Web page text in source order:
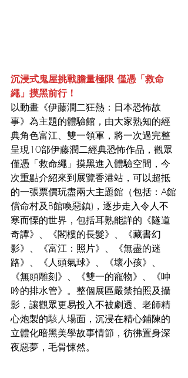
沉浸式鬼屋挑戰膽量極限 僅憑「救命
繩」摸黑前行！
以動畫《伊藤潤二狂熱：日本恐怖故
事》為主題的體驗館，由大家熟知的經
典角色富江、雙一領軍，將一次過完整
呈現10部伊藤潤二經典恐怖作品，觀眾
僅憑「救命繩」摸黑進入體驗空間，今
次重點介紹來到展覽香港站，可以超抵
的一張票價玩盡兩大主題館（包括：A館
償命村及B館喚惡鎮)，逐步走入令人不
寒而慄的世界，包括耳熟能詳的《隧道
奇譚》、《閣樓的長髮》、《藏書幻
影》、《富江：照片》、《無盡的迷
路》、《人頭氣球》、《壞小孩》、
《無頭雕刻》、《雙一的寵物》、《呻
吟的排水管》。整個展區嚴禁拍照及攝
影，讓觀眾更易投入不被劇透、老師精
心炮製的駭人場面，沉浸在精心鋪陳的
立體化暗黑美學故事情節，彷彿置身深
夜惡夢，毛骨悚然。